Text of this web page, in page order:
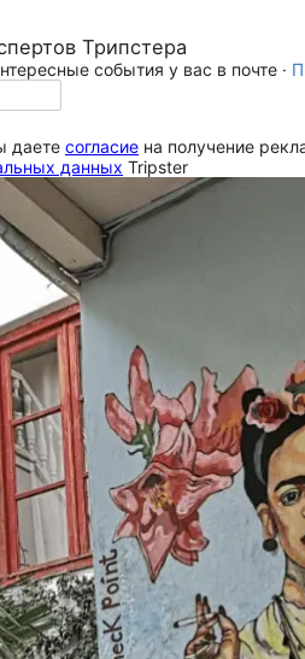
Трипстера
события у вас в почте ·
даете согласие на получение
данных Tripster